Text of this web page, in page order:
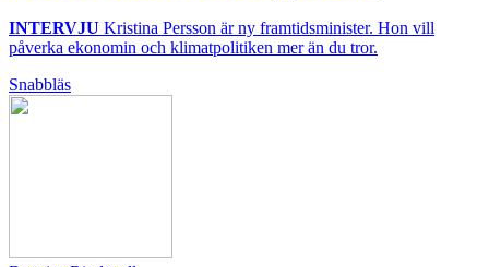
INTERVJU Kristina Persson är ny framtidsminister. Hon vill
påverka ekonomin och klimatpolitiken mer än du tror.
Snabbläs